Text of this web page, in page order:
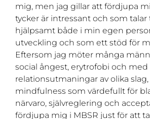
mig, men jag gillar att fördjupa
tycker är intressant och som talar
hjälpsamt både i min egen
utveckling och som ett stöd för
Eftersom jag möter många
social ångest, erytrofobi och med
relationsutmaningar av olika slag,
mindfulness som värdefullt för
närvaro, självreglering och
fördjupa mig i MBSR just för att